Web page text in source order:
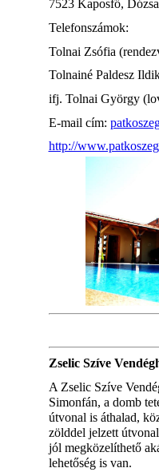
7523 Kaposfő,
Telefonszámok:
Tolnai Zsófia
Tolnainé Paldesz
ifj. Tolnai György
E-mail cím:
http://
Zselic Szíve
A Zselic Szíve
Simonfán, a domb
útvonal is áthalad,
zölddel jelzett
jól megközelíthető
lehetőség is van.